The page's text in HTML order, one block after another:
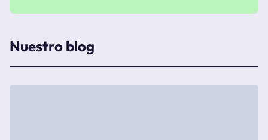
Nuestro blog